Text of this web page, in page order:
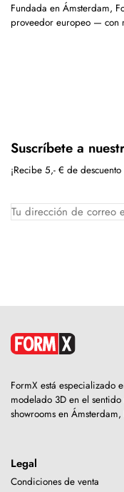
Fundada en Ámsterdam,
proveedor europeo — con
Suscríbete a
¡Recibe 5,- € de
FormX está especializado
modelado 3D en el
showrooms en
Legal
Condiciones de venta